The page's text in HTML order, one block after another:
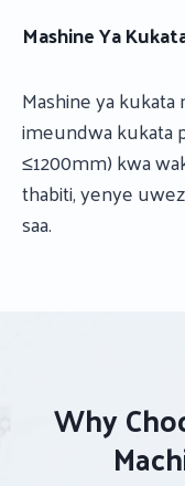
Mashine Ya
Mashine ya kukata
imeundwa kukata
≤1200mm) kwa
thabiti, yenye
saa.
Why